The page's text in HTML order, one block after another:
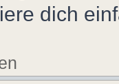
dich